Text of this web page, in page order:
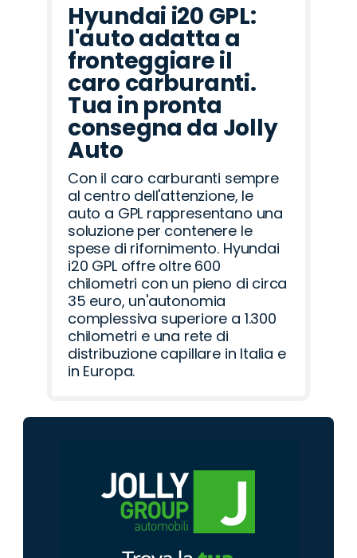
Hyundai i20 GPL:
l'auto adatta a
fronteggiare il
caro carburanti.
Tua in pronta
consegna da Jolly
Auto
Con il caro carburanti sempre
al centro dell'attenzione, le
auto a GPL rappresentano una
soluzione per contenere le
spese di rifornimento. Hyundai
i20 GPL offre oltre 600
chilometri con un pieno di circa
35 euro, un'autonomia
complessiva superiore a 1.300
chilometri e una rete di
distribuzione capillare in Italia e
in Europa.